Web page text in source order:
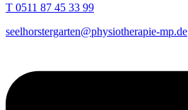
T 0511 87 45 33 99
seelhorstergarten@physiotherapie-mp.de